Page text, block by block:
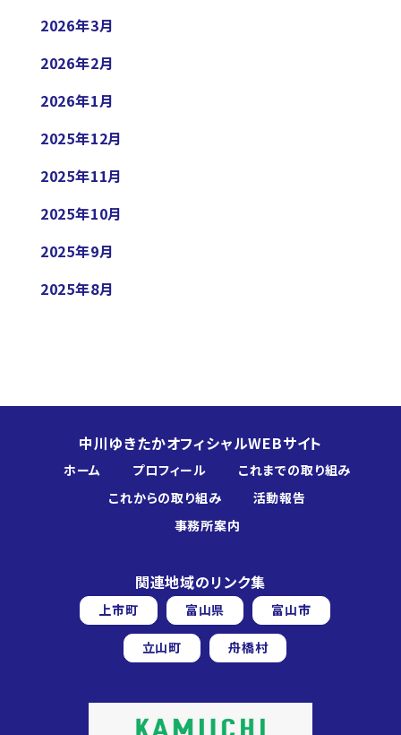
2026年3月
2026年2月
2026年1月
2025年12月
2025年11月
2025年10月
2025年9月
2025年8月
中川ゆきたかオフィシャルWEBサイト
ホーム プロフィール
これまでの取り組み
これからの取り組み
活動報告
事務所案内
関連地域のリンク集
上市町 富山県 富山市
立山町 舟橋村